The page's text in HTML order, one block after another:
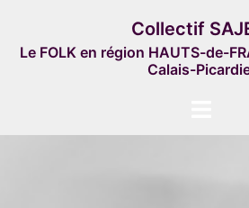
contenu
Collectif
Le FOLK en région HAUTS-de-
Calais-